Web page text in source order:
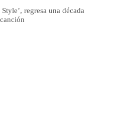
regresa una década